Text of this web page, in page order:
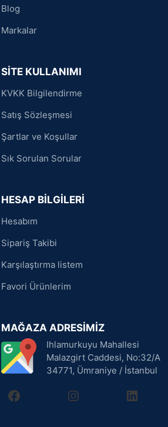
Blog
Markalar
SİTE KULLANIMI
KVKK Bilgilendirme
Satış Sözleşmesi
Şartlar ve Koşullar
Sık Sorulan Sorular
HESAP BİLGİLERİ
Hesabım
Sipariş Takibi
Karşılaştırma listem
Favori Ürünlerim
MAĞAZA ADRESİMİZ
Ihlamurkuyu Mahallesi
Malazgirt Caddesi, No:32/A
34771, Ümraniye / İstanbul
facebookinstagramlinkedin